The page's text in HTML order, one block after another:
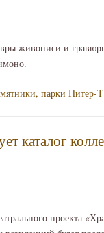
живописи и
парки Питер-
каталог
проекта